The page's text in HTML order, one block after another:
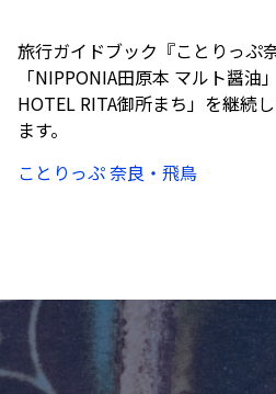
旅行ガイドブック『ことりっぷ
「NIPPONIA田原本 マルト醤油
HOTEL RITA御所まち」を継続
ます。
ことりっぷ 奈良・飛鳥